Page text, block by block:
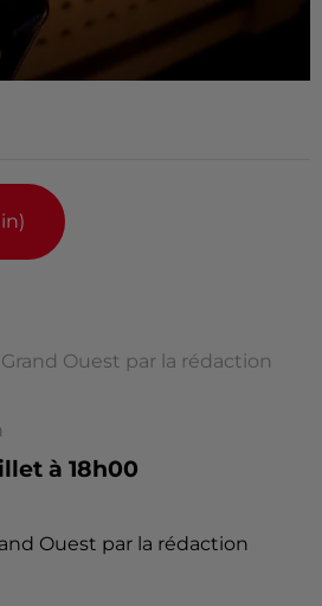
Ouest par la rédaction
à 18h00
Ouest par la rédaction